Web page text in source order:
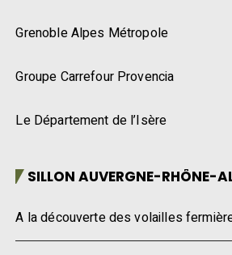
Grenoble Alpes Métropole
Groupe Carrefour Provencia
Le Département de l’Isère
SILLON AUVERGNE-RHÔNE-
A la découverte des volailles